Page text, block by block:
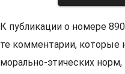
К публикации о номере
те комментарии, которые
морально-этических